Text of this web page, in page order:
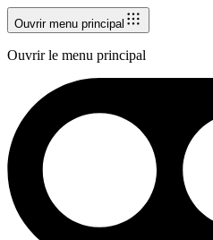
Ouvrir menu principal
Ouvrir le menu principal